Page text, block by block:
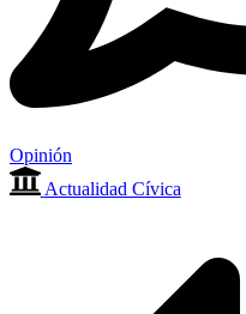
Opinión
Actualidad Cívica